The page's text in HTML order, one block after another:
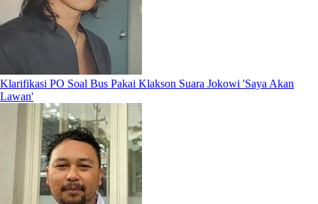
Klarifikasi PO Soal Bus Pakai Klakson Suara Jokowi 'Saya Akan
Lawan'